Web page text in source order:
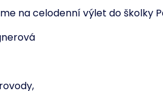
na celodenní výlet do školky